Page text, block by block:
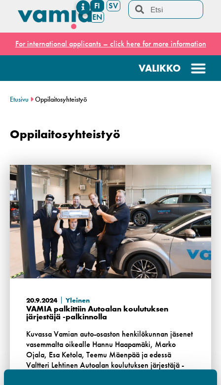
FI
SV
EN
For international applicants – click here for more information
Etusivu Oppilaitosyhteistyö
Oppilaitosyhteistyö
20.9.2024 Yleinen
VAMIA palkittiin Autoalan koulutuksen
järjestäjä -palkinnolla
Kuvassa Vamian auto-osaston henkilökunnan jäsenet
vasemmalta oikealle Hannu Haapamäki, Marko
Ojala, Esa Ketola, Teemu Mäenpää ja edessä
Valtteri Lehtinen Autoalan koulutuksen järjestäjä -